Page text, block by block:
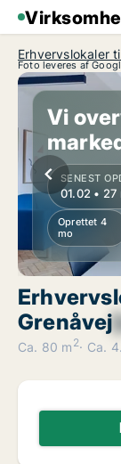
Erhvervslokaler
Foto leveres af
Vi
SENEST
01.02 • 27
Oprettet 4
mo
Grenåvej
Ca. 80 m 2 Ca.